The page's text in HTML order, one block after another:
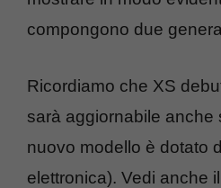
compongono due
Ricordiamo che XS
sarà aggiornabile anche
nuovo modello è dotato
elettronica). Vedi anche il